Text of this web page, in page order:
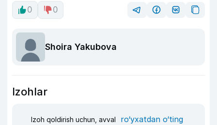
0 0
Shoira Yakubova
Izohlar
Izoh qoldirish uchun, avval ro‘yxatdan o‘ting